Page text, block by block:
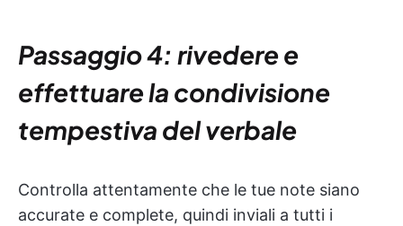
Passaggio 4: rivedere e
effettuare la condivisione
tempestiva del verbale
Controlla attentamente che le tue note siano
accurate e complete, quindi inviali a tutti i